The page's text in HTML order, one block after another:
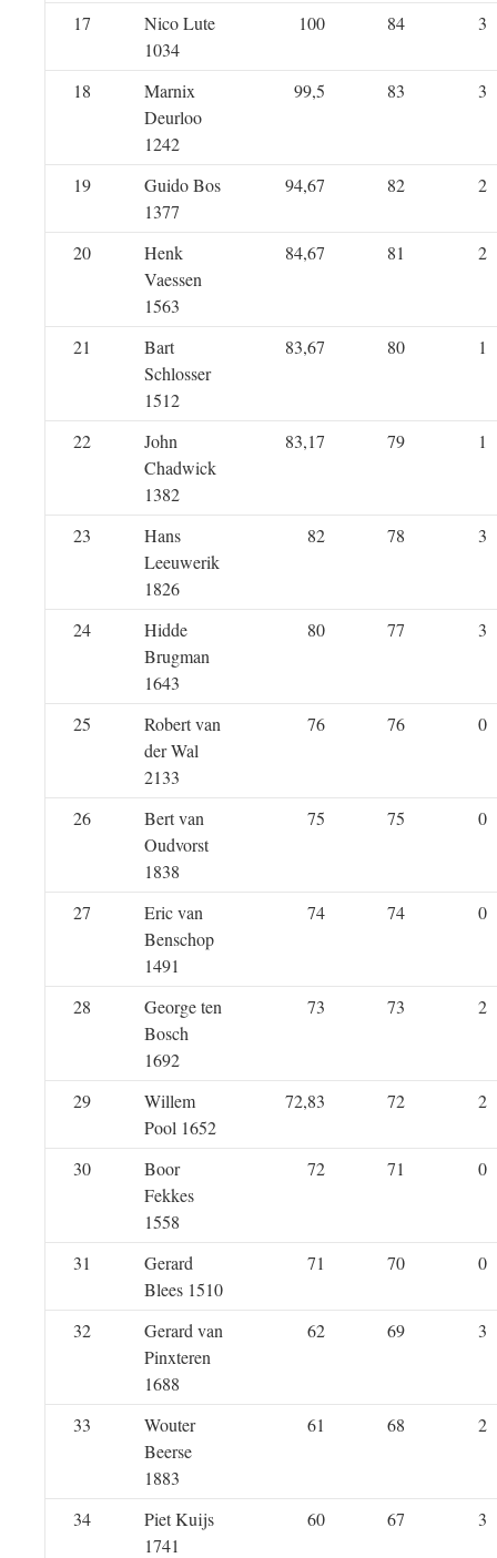
17
Nico Lute
1034
100 84 3
18
Marnix
Deurloo
1242
99,5 83 3
19
Guido Bos
1377
94,67 82 2
20
Henk
Vaessen
1563
84,67 81 2
21
Bart
Schlosser
1512
83,67 80 1
22
John
Chadwick
1382
83,17 79 1
23
Hans
Leeuwerik
1826
82 78 3
24
Hidde
Brugman
1643
80 77 3
25
Robert van
der Wal
2133
76 76 0
26
Bert van
Oudvorst
1838
75 75 0
27
Eric van
Benschop
1491
74 74 0
28
George ten
Bosch
1692
73 73 2
29
Willem
Pool 1652
72,83 72 2
30
Boor
Fekkes
1558
72 71 0
31
Gerard
Blees 1510
71 70 0
32
Gerard van
Pinxteren
1688
62 69 3
33
Wouter
Beerse
1883
61 68 2
34
Piet Kuijs
1741
60 67 3